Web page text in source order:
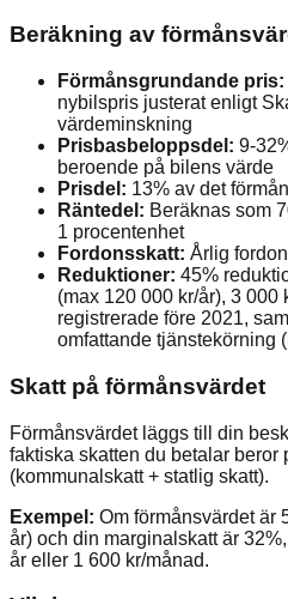
Beräkning av
Förmånsgrundande pris:
nybilspris justerat enligt
värdeminskning
Prisbasbeloppsdel: 9-
beroende på bilens värde
Prisdel: 13% av det
Räntedel: Beräknas som
1 procentenhet
Fordonsskatt: Årlig
Reduktioner: 45%
(max 120 000 kr/år), 3
registrerade före 2021,
omfattande tjänstekörning
Skatt på förmånsvärdet
Förmånsvärdet läggs till din
faktiska skatten du betalar beror
(kommunalskatt + statlig skatt).
Exempel: Om förmånsvärdet är
år) och din marginalskatt är
år eller 1 600 kr/månad.